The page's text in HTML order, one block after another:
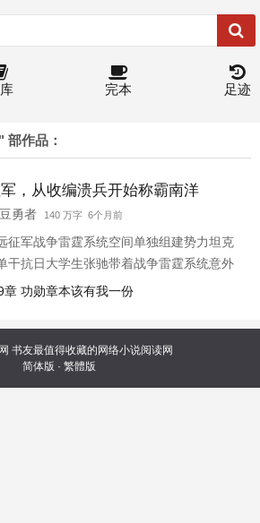
完本 足迹
作品：
，从收编溃兵开始称霸南洋
勇者 140 万字 6个月前
征军战争雷霆系统空间单独组建势力坦克
干抗日大学生张驰带着战争雷霆系统意外
42年缅甸战场，成为补充团中一位风评不
的智慧收服一群不信任他的溃兵与伤兵，
远征军，从收编溃兵开始称霸南洋195560
章 功勋章本该有我一份
书友最值得收藏的网络小说阅读网
简体版 · 繁體版